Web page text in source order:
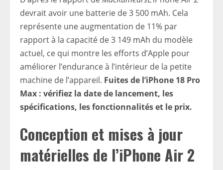
devrait avoir une batterie de 3 500 mAh. Cela
représente une augmentation de 11% par
rapport à la capacité de 3 149 mAh du modèle
actuel, ce qui montre les efforts d’Apple pour
améliorer l’endurance à l’intérieur de la petite
machine de l’appareil. Fuites de l’iPhone 18 Pro
Max : vérifiez la date de lancement, les
spécifications, les fonctionnalités et le prix.
Conception et mises à jour
matérielles de l’iPhone Air 2